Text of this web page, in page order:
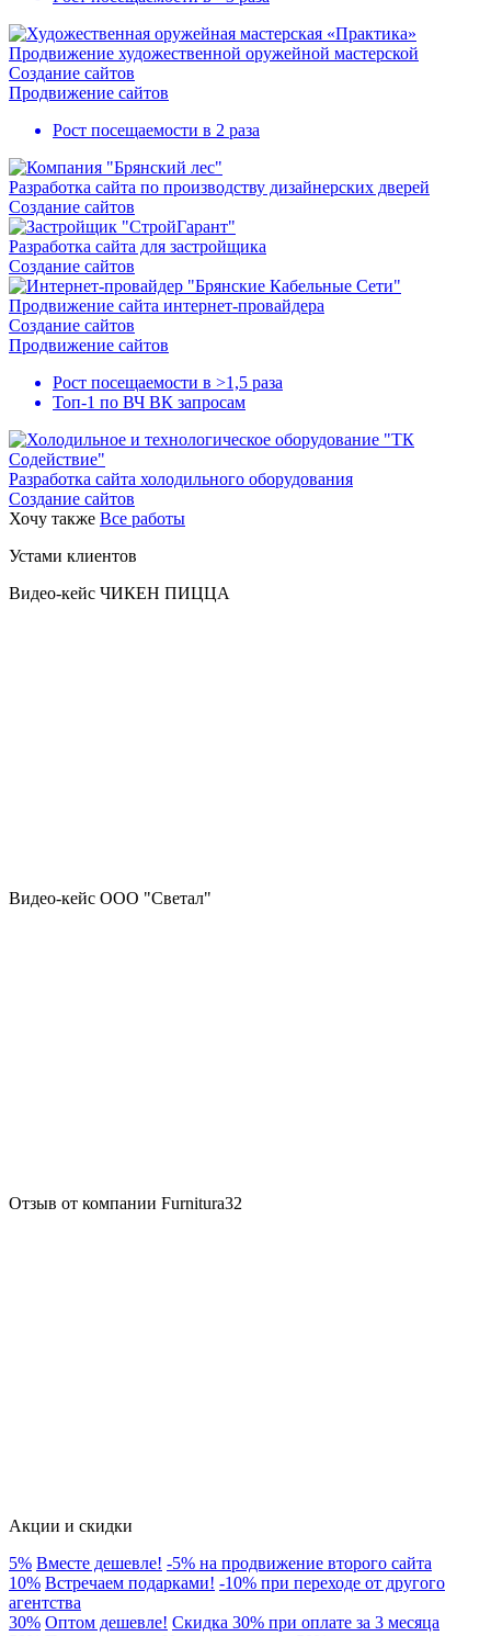
Продвижение художественной оружейной мастерской
Создание сайтов
Продвижение сайтов
Рост посещаемости в 2 раза
Разработка сайта по производству дизайнерских дверей
Создание сайтов
Разработка сайта для застройщика
Создание сайтов
Продвижение сайта интернет-провайдера
Создание сайтов
Продвижение сайтов
Рост посещаемости в >1,5 раза
Топ-1 по ВЧ ВК запросам
Разработка сайта холодильного оборудования
Создание сайтов
Хочу также Все работы
Устами клиентов
Видео-кейс ЧИКЕН ПИЦЦА
Видео-кейс ООО "Светал"
Отзыв от компании Furnitura32
Акции и скидки
5% Вместе дешевле! -5% на продвижение второго сайта
10% Встречаем подарками! -10% при переходе от другого
агентства
30% Оптом дешевле! Скидка 30% при оплате за 3 месяца